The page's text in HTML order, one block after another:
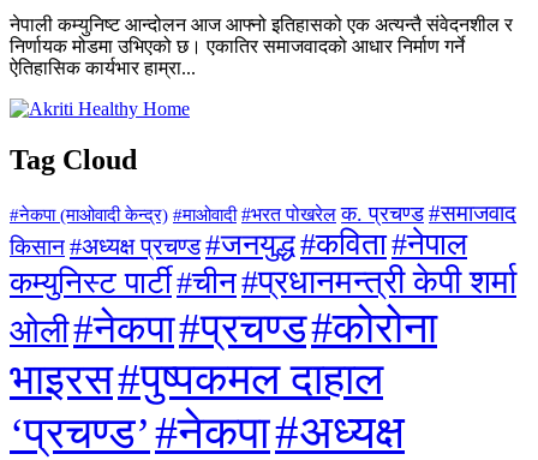
नेपाली कम्युनिष्ट आन्दोलन आज आफ्नो इतिहासको एक अत्यन्तै संवेदनशील र
निर्णायक मोडमा उभिएको छ। एकातिर समाजवादको आधार निर्माण गर्ने
ऐतिहासिक कार्यभार हाम्रा...
Tag Cloud
#नेकपा (माओवादी केन्द्र) #माओवादी #भरत पोखरेल क. प्रचण्ड #समाजवाद
किसान#अध्यक्ष प्रचण्ड#जनयुद्ध#कविता#नेपाल
कम्युनिस्ट पार्टी#चीन#प्रधानमन्त्री केपी शर्मा
ओली#नेकपा#प्रचण्ड#कोरोना
भाइरस#पुष्पकमल दाहाल
‘प्रचण्ड’#नेकपा#अध्यक्ष